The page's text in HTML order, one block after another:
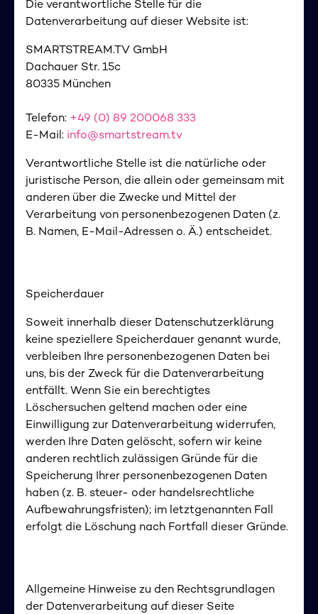
Die verantwortliche Stelle für die
Datenverarbeitung auf dieser Website ist:
SMARTSTREAM.TV GmbH
Dachauer Str. 15c
80335 München
Telefon: +49 (0) 89 200068 333
E-Mail: info@smartstream.tv
Verantwortliche Stelle ist die natürliche oder
juristische Person, die allein oder gemeinsam mit
anderen über die Zwecke und Mittel der
Verarbeitung von personenbezogenen Daten (z.
B. Namen, E-Mail-Adressen o. Ä.) entscheidet.
Speicherdauer
Soweit innerhalb dieser Datenschutzerklärung
keine speziellere Speicherdauer genannt wurde,
verbleiben Ihre personenbezogenen Daten bei
uns, bis der Zweck für die Datenverarbeitung
entfällt. Wenn Sie ein berechtigtes
Löschersuchen geltend machen oder eine
Einwilligung zur Datenverarbeitung widerrufen,
werden Ihre Daten gelöscht, sofern wir keine
anderen rechtlich zulässigen Gründe für die
Speicherung Ihrer personenbezogenen Daten
haben (z. B. steuer- oder handelsrechtliche
Aufbewahrungsfristen); im letztgenannten Fall
erfolgt die Löschung nach Fortfall dieser Gründe.
Allgemeine Hinweise zu den Rechtsgrundlagen
der Datenverarbeitung auf dieser Seite